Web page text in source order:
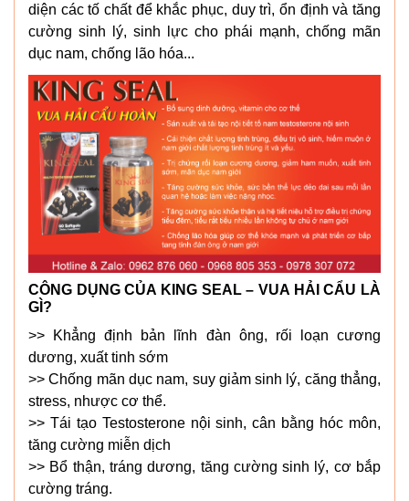
diện các tố chất để khắc phục, duy trì, ổn định và tăng
cường sinh lý, sinh lực cho phái mạnh, chống mãn
dục nam, chống lão hóa...
CÔNG DỤNG CỦA KING SEAL – VUA HẢI CẨU LÀ
GÌ?
>> Khẳng định bản lĩnh đàn ông, rối loạn cương
dương, xuất tinh sớm
>> Chống mãn dục nam, suy giảm sinh lý, căng thẳng,
stress, nhược cơ thể.
>> Tái tạo Testosterone nội sinh, cân bằng hóc môn,
tăng cường miễn dịch
>> Bổ thận, tráng dương, tăng cường sinh lý, cơ bắp
cường tráng.